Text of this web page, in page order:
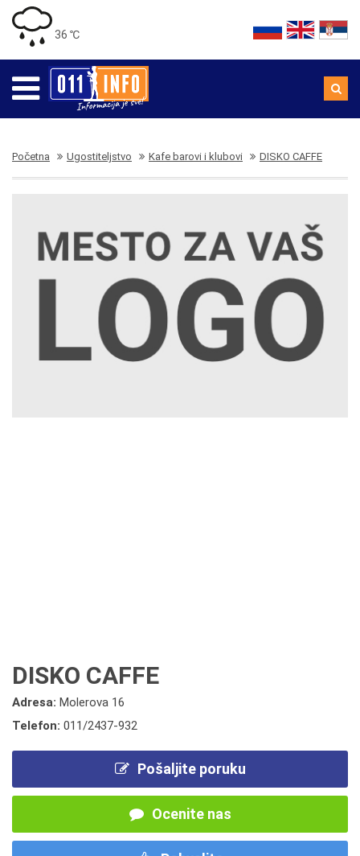
36 ℃
Početna Ugostiteljstvo Kafe barovi i klubovi DISKO CAFFE
DISKO CAFFE
Adresa: Molerova 16
Telefon: 011/2437-932
Pošaljite poruku
Ocenite nas